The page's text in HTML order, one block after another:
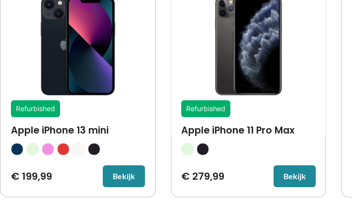
Refurbished
Apple iPhone 13 mini
€199,99 Bekijk
Refurbished
Apple iPhone 11 Pro Max
€ 279,99 Bekijk